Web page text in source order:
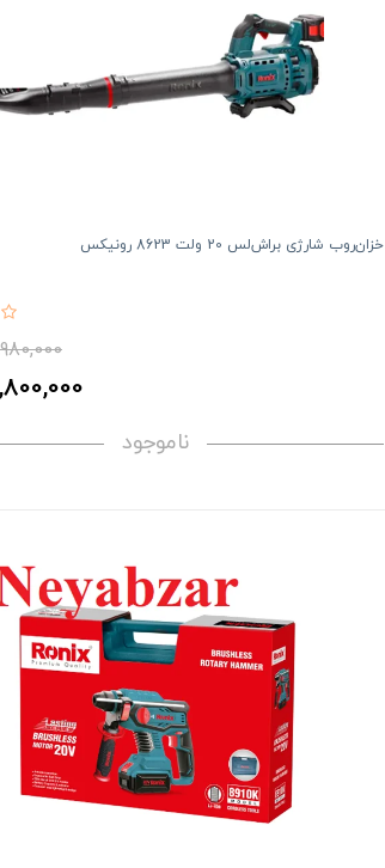
خزان‌روب شارژی براش‌لس 20 ولت 8623 رونیکس
ناموجود